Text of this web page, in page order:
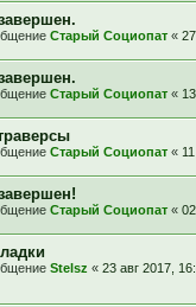
Старый Социопат «
Старый Социопат «
Старый Социопат «
Старый Социопат «
Stelsz « 23 авг 2017,